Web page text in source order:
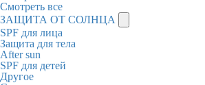
Смотреть все
ЗАЩИТА ОТ СОЛНЦА
SPF для лица
Защита для тела
After sun
SPF для детей
Другое